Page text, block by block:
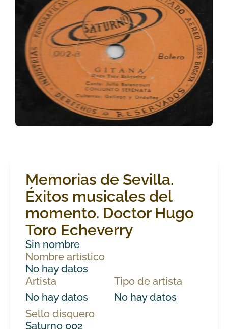
Memorias de Sevilla.
Éxitos musicales del
momento. Doctor Hugo
Toro Echeverry
Sin nombre
Nombre artístico
No hay datos
Artista
No hay datos
Tipo de artista
No hay datos
Sello disquero
Saturno 002